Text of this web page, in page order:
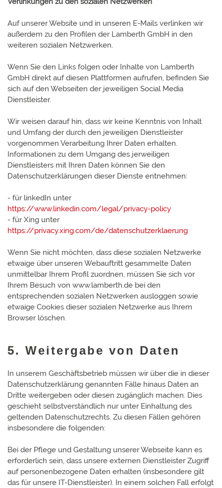
Auf unserer Website und in unseren E-Mails verlinken wir
außerdem zu den Profilen der Lamberth GmbH in den
weiteren sozialen Netzwerken.
Wenn Sie den Links folgen oder Inhalte von Lamberth
GmbH direkt auf diesen Plattformen aufrufen, befinden Sie
sich auf den Webseiten der jeweiligen Social Media
Dienstleister.
Wir weisen darauf hin, dass wir keine Kenntnis von Inhalt
und Umfang der durch den jeweiligen Dienstleister
vorgenommen Verarbeitung Ihrer Daten erhalten.
Informationen zu dem Umgang des jerweiligen
Dienstleisters mit Ihren Daten können Sie den
Datenschutzerklärungen dieser Dienste entnehmen:
- für linkedIn unter
https://www.linkedin.com/legal/privacy-policy
- für Xing unter
https://privacy.xing.com/de/datenschutzerklaerung
Wenn Sie nicht möchten, dass diese sozialen Netzwerke
etwaige über unseren Webauftritt gesammelte Daten
unmittelbar Ihrem Profil zuordnen, müssen Sie sich vor
Ihrem Besuch von www.lamberth.de bei den
entsprechenden sozialen Netzwerken ausloggen sowie
etwaige Cookies dieser sozialen Netzwerke aus Ihrem
Browser löschen.
5. Weitergabe von Daten
In unserem Geschäftsbetrieb müssen wir über die in dieser
Datenschutzerklärung genannten Fälle hinaus Daten an
Dritte weitergeben oder diesen zugänglich machen. Dies
geschieht selbstverständlich nur unter Einhaltung des
geltenden Datenschutzrechts. Zu diesen Fällen gehören
insbesondere die folgenden:
Bei der Pflege und Gestaltung unserer Webseite kann es
erforderlich sein, dass unsere externen Dienstleister Zugriff
auf personenbezogene Daten erhalten (insbesondere gilt
das für unsere IT-Dienstleister). In einem solchen Fall erfolgt